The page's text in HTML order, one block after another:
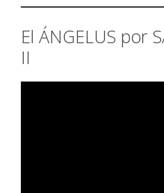
El ÁNGELUS por
II